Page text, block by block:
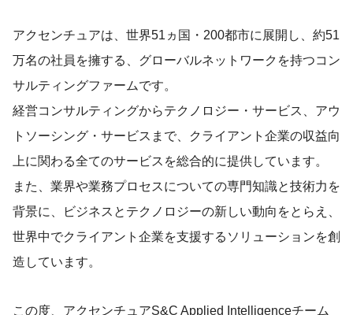
アクセンチュアは、世界51ヵ国・200都市に展開し、約51
万名の社員を擁する、グローバルネットワークを持つコン
サルティングファームです。
経営コンサルティングからテクノロジー・サービス、アウ
トソーシング・サービスまで、クライアント企業の収益向
上に関わる全てのサービスを総合的に提供しています。
また、業界や業務プロセスについての専門知識と技術力を
背景に、ビジネスとテクノロジーの新しい動向をとらえ、
世界中でクライアント企業を支援するソリューションを創
造しています。
この度、アクセンチュアS&C Applied Intelligenceチーム